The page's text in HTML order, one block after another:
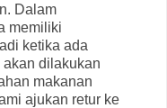
Dalam
memiliki
ketika ada
akan dilakukan
makanan
ajukan retur ke